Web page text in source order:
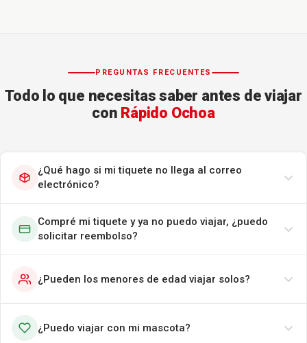
PREGUNTAS FRECUENTES
Todo lo que necesitas saber antes de viajar
con Rápido Ochoa
¿Qué hago si mi tiquete no llega al correo
electrónico?
Compré mi tiquete y ya no puedo viajar, ¿puedo
solicitar reembolso?
¿Pueden los menores de edad viajar solos?
¿Puedo viajar con mi mascota?